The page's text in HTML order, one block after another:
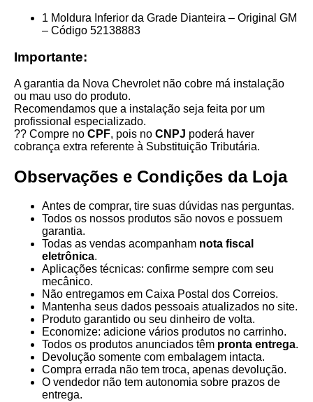
1 Moldura Inferior da Grade Dianteira – Original GM
– Código 52138883
Importante:
A garantia da Nova Chevrolet não cobre má instalação
ou mau uso do produto.
Recomendamos que a instalação seja feita por um
profissional especializado.
?? Compre no CPF, pois no CNPJ poderá haver
cobrança extra referente à Substituição Tributária.
Observações e Condições da Loja
Antes de comprar, tire suas dúvidas nas perguntas.
Todos os nossos produtos são novos e possuem
garantia.
Todas as vendas acompanham nota fiscal
eletrônica.
Aplicações técnicas: confirme sempre com seu
mecânico.
Não entregamos em Caixa Postal dos Correios.
Mantenha seus dados pessoais atualizados no site.
Produto garantido ou seu dinheiro de volta.
Economize: adicione vários produtos no carrinho.
Todos os produtos anunciados têm pronta entrega.
Devolução somente com embalagem intacta.
Compra errada não tem troca, apenas devolução.
O vendedor não tem autonomia sobre prazos de
entrega.